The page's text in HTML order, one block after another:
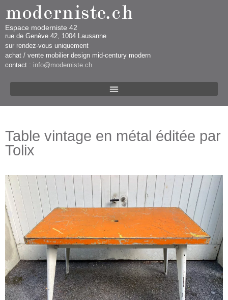
Espace moderniste 42
rue d​​​​e Genève 42, 1004 Lausanne​​
sur rendez-vous uniquement ​​​
​achat / vente mobilier design mid-century modern
contact : info@moderniste.ch
Table vintage en métal éditée par
Tolix